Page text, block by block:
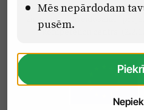
“Mācības mediju nozares
zināšanu pilnveidošanai”
kompetenču centrs
Mēs nepārdodam
pusēm.